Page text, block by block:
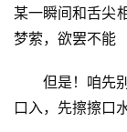
某一瞬间和舌尖
梦萦，欲罢不能
但是！咱先
口入，先擦擦口